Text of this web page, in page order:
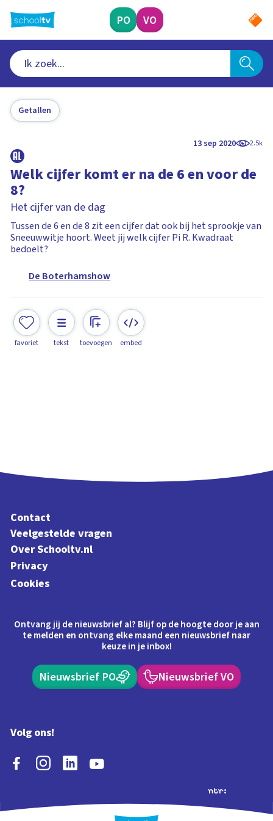
naar
hoofdinhoud
PO VO
Getallen
13 sep 2020 2.5k
Welk cijfer komt er na de 6 en voor de
8?
Het cijfer van de dag
Tussen de 6 en de 8 zit een cijfer dat ook bij het sprookje van
Sneeuwwitje hoort. Weet jij welk cijfer Pi R. Kwadraat
bedoelt?
De Boterhamshow
favoriet tekst toevoegen embed
Contact
Veelgestelde vragen
Over Schooltv.nl
Privacy
Cookies
Ontvang jij de nieuwsbrief al? Blijf op de hoogte door je aan
te melden en ontvang elke maand een nieuwsbrief naar
keuze in je inbox!
Nieuwsbrief PO Nieuwsbrief VO
Volg ons!